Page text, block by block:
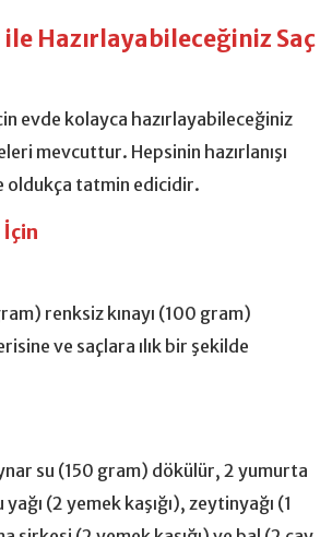
ile Hazırlayabileceğiniz Saç
evde kolayca hazırlayabileceğiniz
mevcuttur. Hepsinin hazırlanışı
oldukça tatmin edicidir.
İçin
renksiz kınayı (100 gram)
ve saçlara ılık bir şekilde
su (150 gram) dökülür, 2 yumurta
(2 yemek kaşığı), zeytinyağı (1